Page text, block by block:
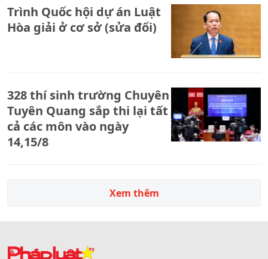
Trình Quốc hội dự án Luật
Hòa giải ở cơ sở (sửa đổi)
328 thí sinh trường Chuyên
Tuyên Quang sắp thi lại tất
cả các môn vào ngày
14,15/8
Xem thêm